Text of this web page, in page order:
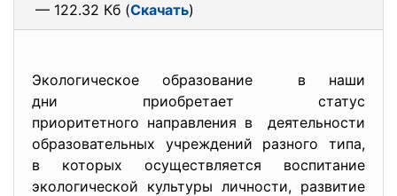
— 122.32 Кб (Скачать)
Экологическое образование в наши
дни приобретает статус
приоритетного направления в деятельности
образовательных учреждений разного типа,
в которых осуществляется воспитание
экологической культуры личности, развитие